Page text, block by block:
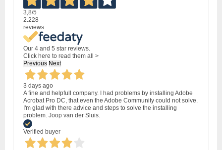
3,8/5
2.228
reviews
Our 4 and 5 star reviews.
Click here to read them all >
Previous Next
3 days ago
A fine and helpfull company. I had problems by installing Adobe
Acrobat Pro DC, that even the Adobe Community could not solve.
I'm glad with there advice and steps to solve the installing
problem. Joop van der Sluis.
Verified buyer